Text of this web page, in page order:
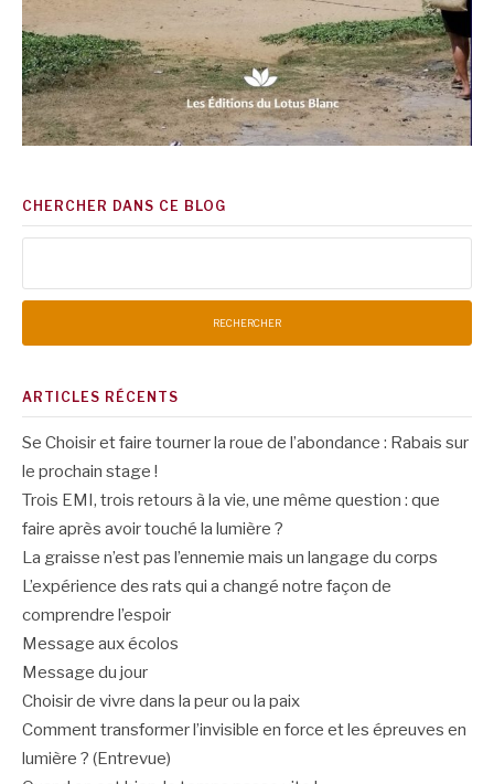
CHERCHER DANS CE BLOG
ARTICLES RÉCENTS
Se Choisir et faire tourner la roue de l’abondance : Rabais sur
le prochain stage !
Trois EMI, trois retours à la vie, une même question : que
faire après avoir touché la lumière ?
La graisse n’est pas l’ennemie mais un langage du corps
L’expérience des rats qui a changé notre façon de
comprendre l’espoir
Message aux écolos
Message du jour
Choisir de vivre dans la peur ou la paix
Comment transformer l’invisible en force et les épreuves en
lumière ? (Entrevue)